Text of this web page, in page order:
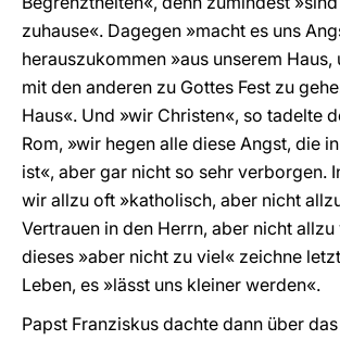
zuhause«. Dagegen »macht es uns
herauszukommen »aus unserem Haus,
mit den anderen zu Gottes Fest zu
Haus«. Und »wir Christen«, so tadelte
Rom, »wir hegen alle diese Angst, die
ist«, aber gar nicht so sehr verborgen.
wir allzu oft »katholisch, aber nicht
Vertrauen in den Herrn, aber nicht allzu
dieses »aber nicht zu viel« zeichne
Leben, es »lässt uns kleiner werden«.
Papst Franziskus dachte dann über